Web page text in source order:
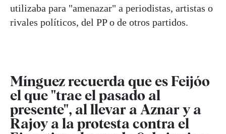
utilizaba para "amenazar" a periodistas, artistas o
rivales políticos, del PP o de otros partidos.
Mínguez recuerda que es Feijóo
el que "trae el pasado al
presente", al llevar a Aznar y a
Rajoy a la protesta contra el